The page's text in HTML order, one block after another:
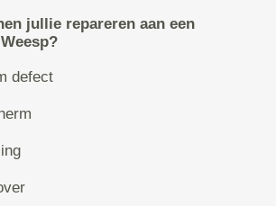
jullie repareren aan een
defect